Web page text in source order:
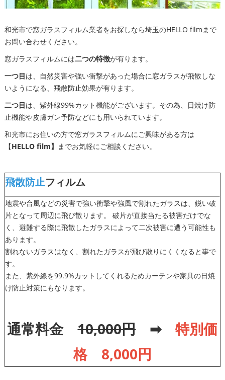
和光市で窓ガラスフィルム業者をお探しなら埼玉のHELLO filmまで
お問い合わせください。
窓ガラスフィルムには二つの特徴が有ります。
一つ目は、自然災害や強い衝撃があった場合に窓ガラスが飛散しな
いようになる、飛散防止効果が有ります。
二つ目は、紫外線99%カット機能がございます。その為、日焼け防
止機能や皮膚ガン予防などにも用いられています。
和光市にお住いの方で窓ガラスフィルムにご興味がある方は
【HELLO film】 までお気軽にご相談ください。
飛散防止フィルム
地震や台風などの災害で強い衝撃や強風で割れたガラスは、鋭い破
片となって周辺に飛び散ります。 破片が直接当たる被害だけでな
く、避難する際に飛散したガラスによって二次被害に遭う可能性も
あります。
割れないガラスはなく、割れたガラスが飛び散りにくくなると事で
す。
また、紫外線を99.9%カットしてくれるためカーテンや家具の日焼
け防止対策にもなります。
通常料金10,000円➡特別価
格 8,000円